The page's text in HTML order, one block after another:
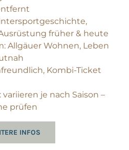
früher & heute
Allgäuer Wohnen, Leben
Kombi-Ticket
je nach Saison –
prüfen
INFOS